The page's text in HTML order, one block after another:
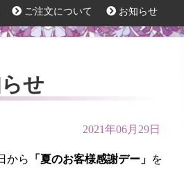
ご注文について お知らせ
せ
2021年06月29日
から 「夏のお客様感謝デー」 を